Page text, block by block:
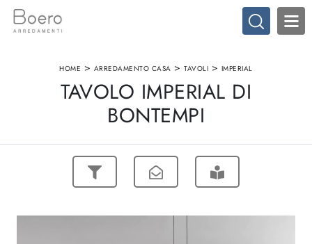
HOME > ARREDAMENTO CASA >TAVOLI > IMPERIAL
TAVOLO IMPERIAL DI
BONTEMPI